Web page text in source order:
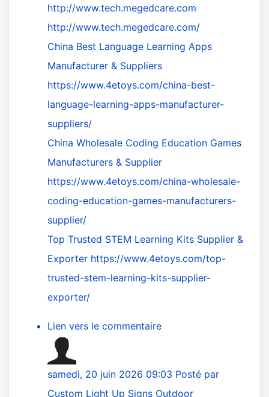
http://www.tech.megedcare.com
http://www.tech.megedcare.com/
China Best Language Learning Apps
Manufacturer & Suppliers
https://www.4etoys.com/china-best-
language-learning-apps-manufacturer-
suppliers/
China Wholesale Coding Education Games
Manufacturers & Supplier
https://www.4etoys.com/china-wholesale-
coding-education-games-manufacturers-
supplier/
Top Trusted STEM Learning Kits Supplier &
Exporter https://www.4etoys.com/top-
trusted-stem-learning-kits-supplier-
exporter/
Lien vers le commentaire
samedi, 20 juin 2026 09:03 Posté par
Custom Light Up Signs Outdoor